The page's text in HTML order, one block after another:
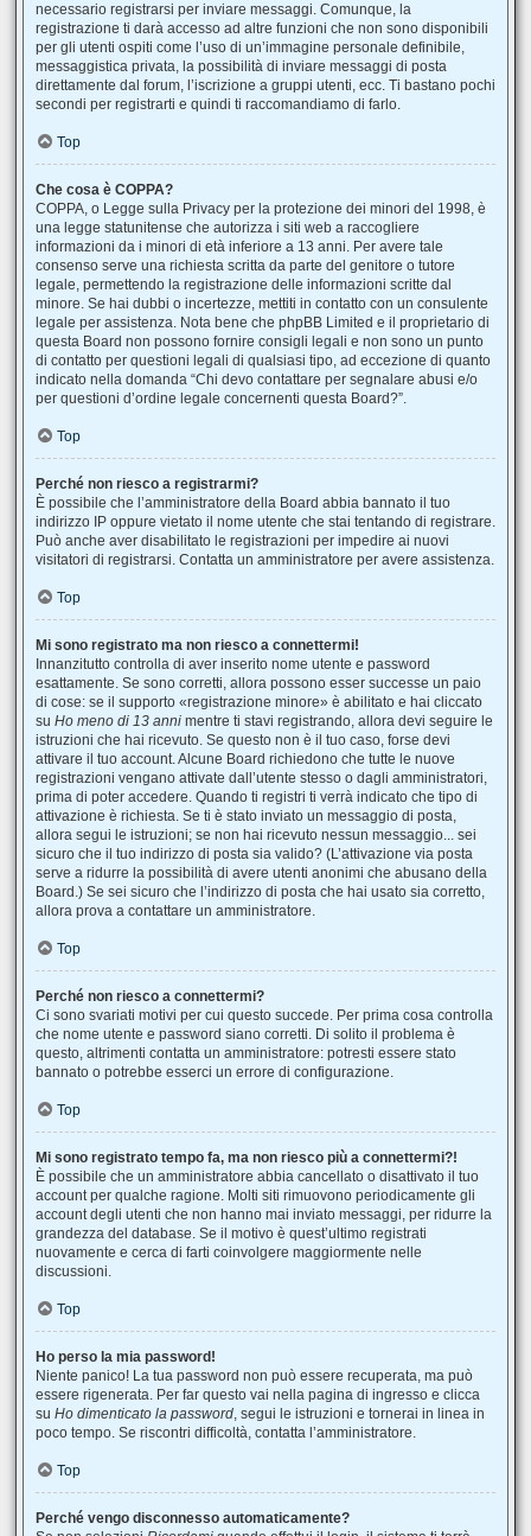
necessario registrarsi per inviare messaggi. Comunque, la
registrazione ti darà accesso ad altre funzioni che non sono disponibili
per gli utenti ospiti come l’uso di un’immagine personale definibile,
messaggistica privata, la possibilità di inviare messaggi di posta
direttamente dal forum, l’iscrizione a gruppi utenti, ecc. Ti bastano pochi
secondi per registrarti e quindi ti raccomandiamo di farlo.
Top
Che cosa è COPPA?
COPPA, o Legge sulla Privacy per la protezione dei minori del 1998, è
una legge statunitense che autorizza i siti web a raccogliere
informazioni da i minori di età inferiore a 13 anni. Per avere tale
consenso serve una richiesta scritta da parte del genitore o tutore
legale, permettendo la registrazione delle informazioni scritte dal
minore. Se hai dubbi o incertezze, mettiti in contatto con un consulente
legale per assistenza. Nota bene che phpBB Limited e il proprietario di
questa Board non possono fornire consigli legali e non sono un punto
di contatto per questioni legali di qualsiasi tipo, ad eccezione di quanto
indicato nella domanda “Chi devo contattare per segnalare abusi e/o
per questioni d’ordine legale concernenti questa Board?”.
Top
Perché non riesco a registrarmi?
È possibile che l’amministratore della Board abbia bannato il tuo
indirizzo IP oppure vietato il nome utente che stai tentando di registrare.
Può anche aver disabilitato le registrazioni per impedire ai nuovi
visitatori di registrarsi. Contatta un amministratore per avere assistenza.
Top
Mi sono registrato ma non riesco a connettermi!
Innanzitutto controlla di aver inserito nome utente e password
esattamente. Se sono corretti, allora possono esser successe un paio
di cose: se il supporto «registrazione minore» è abilitato e hai cliccato
su Ho meno di 13 anni mentre ti stavi registrando, allora devi seguire le
istruzioni che hai ricevuto. Se questo non è il tuo caso, forse devi
attivare il tuo account. Alcune Board richiedono che tutte le nuove
registrazioni vengano attivate dall’utente stesso o dagli amministratori,
prima di poter accedere. Quando ti registri ti verrà indicato che tipo di
attivazione è richiesta. Se ti è stato inviato un messaggio di posta,
allora segui le istruzioni; se non hai ricevuto nessun messaggio... sei
sicuro che il tuo indirizzo di posta sia valido? (L’attivazione via posta
serve a ridurre la possibilità di avere utenti anonimi che abusano della
Board.) Se sei sicuro che l’indirizzo di posta che hai usato sia corretto,
allora prova a contattare un amministratore.
Top
Perché non riesco a connettermi?
Ci sono svariati motivi per cui questo succede. Per prima cosa controlla
che nome utente e password siano corretti. Di solito il problema è
questo, altrimenti contatta un amministratore: potresti essere stato
bannato o potrebbe esserci un errore di configurazione.
Top
Mi sono registrato tempo fa, ma non riesco più a connettermi?!
È possibile che un amministratore abbia cancellato o disattivato il tuo
account per qualche ragione. Molti siti rimuovono periodicamente gli
account degli utenti che non hanno mai inviato messaggi, per ridurre la
grandezza del database. Se il motivo è quest’ultimo registrati
nuovamente e cerca di farti coinvolgere maggiormente nelle
discussioni.
Top
Ho perso la mia password!
Niente panico! La tua password non può essere recuperata, ma può
essere rigenerata. Per far questo vai nella pagina di ingresso e clicca
su Ho dimenticato la password, segui le istruzioni e tornerai in linea in
poco tempo. Se riscontri difficoltà, contatta l’amministratore.
Top
Perché vengo disconnesso automaticamente?